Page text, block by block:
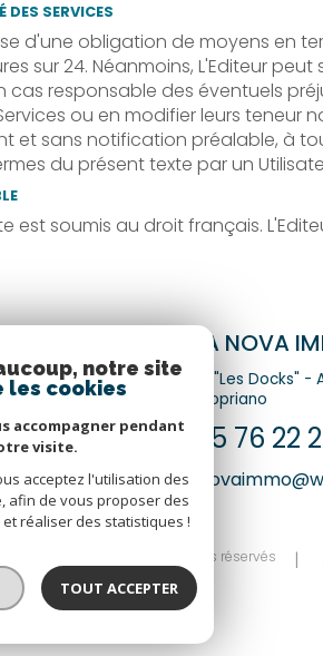
DES SERVICES
d'une obligation de moyens en
sur 24. Néanmoins, L'Editeur
cas responsable des éventuels
ou en modifier leurs teneur
et sans notification préalable, à
du présent texte par un
est soumis au droit français.
TERRA NOVA
Lieu-dit "Les Docks" -
Propriano
04 95 76 22
© 2026 | Tous droits réservés
notre site
les cookies
accompagner pendant
visite.
acceptez l'utilisation des
afin de vous proposer des
réaliser des statistiques !
TOUT ACCEPTER